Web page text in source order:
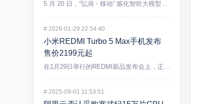
5 月 20 日，“弘润・移动” 炼化智炬大模型发布会在潍坊...
# 2026-01-29 22:54:40
小米REDMI Turbo 5 Max手机发布
售价2199元起
在1月29日举行的REDMI新品发布会上，正式发布REDMI...
# 2025-09-01 11:53:51